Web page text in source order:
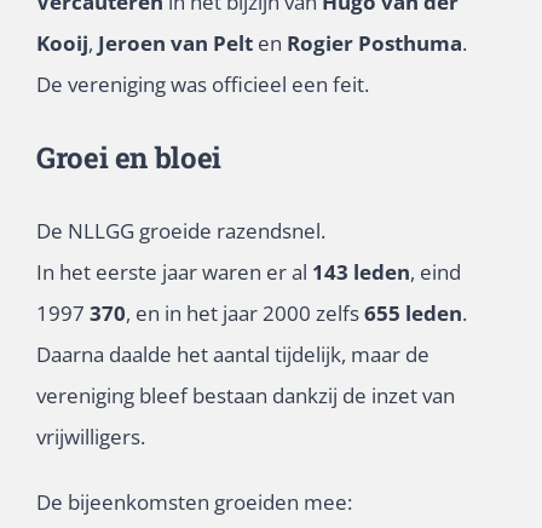
Kooij, Jeroen van Pelten Rogier Posthuma.
De vereniging was officieel een feit.
Groei en bloei
De NLLGG groeide razendsnel.
In het eerste jaar waren er al 143 leden, eind
1997 370, en in het jaar 2000 zelfs655 leden.
Daarna daalde het aantal tijdelijk, maar de
vereniging bleef bestaan dankzij de inzet van
vrijwilligers.
De bijeenkomsten groeiden mee: